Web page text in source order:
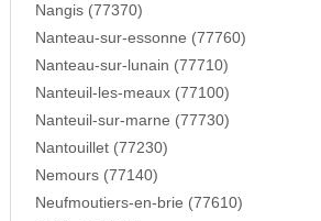
Nangis (77370)
Nanteau-sur-essonne (77760)
Nanteau-sur-lunain (77710)
Nanteuil-les-meaux (77100)
Nanteuil-sur-marne (77730)
Nantouillet (77230)
Nemours (77140)
Neufmoutiers-en-brie (77610)